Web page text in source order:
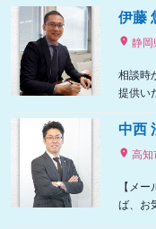
伊藤
静
相談時
提供い
中西
高
【メ
ば、お